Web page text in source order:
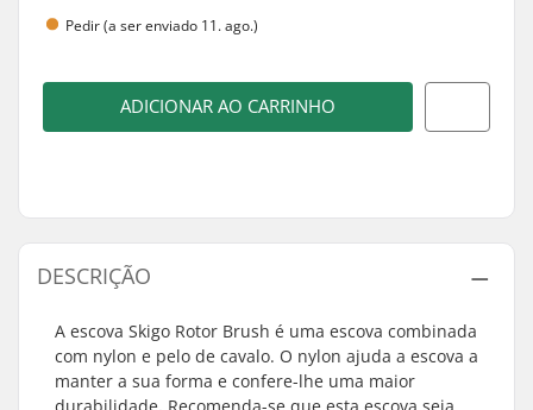
Pedir (a ser enviado 11. ago.)
ADICIONAR AO CARRINHO
DESCRIÇÃO
A escova Skigo Rotor Brush é uma escova combinada
com nylon e pelo de cavalo. O nylon ajuda a escova a
manter a sua forma e confere-lhe uma maior